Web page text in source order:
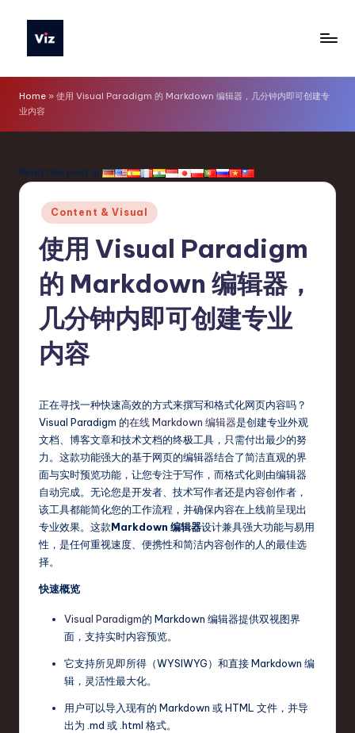
iz
T
o
m
d
C
hi
-
Home » 使用 Visual Paradigm 的 Markdown 编辑器，几分钟内即可创建专
业内容
Read this post in:
Posted
in
Content & Visual
使用 Visual Paradigm
的 Markdown 编辑器，
几分钟内即可创建专业
内容
正在寻找一种快速高效的方式来撰写和格式化网页内容吗？
Visual Paradigm 的在线 Markdown 编辑器是创建专业外观
文档、博客文章和技术文档的终极工具，只需付出最少的努
力。这款功能强大的基于网页的编辑器结合了简洁直观的界
面与实时预览功能，让您专注于写作，而格式化则由编辑器
自动完成。无论您是开发者、技术写作者还是内容创作者，
该工具都能简化您的工作流程，并确保内容在上线前呈现出
专业效果。这款Markdown 编辑器设计兼具强大功能与易用
性，是任何重视速度、便携性和简洁内容创作的人的最佳选
择。
快速概览
Visual Paradigm的 Markdown 编辑器提供双视图界
面，支持实时内容预览。
它支持所见即所得（WYSIWYG）和直接 Markdown 编
辑，灵活性最大化。
用户可以导入现有的 Markdown 或 HTML 文件，并导
出为 .md 或 .html 格式。